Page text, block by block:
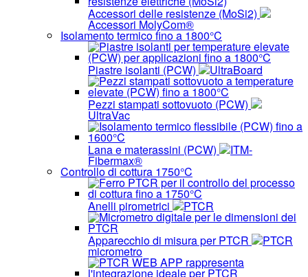
Accessori delle resistenze (MoSi2)
Accessori MolyCom®
Isolamento termico fino a 1800°C
Piastre isolanti (PCW) UltraBoard
Pezzi stampati sottovuoto (PCW)
UltraVac
Lana e materassini (PCW) ITM-
Fibermax®
Controllo di cottura 1750°C
Anelli pirometrici PTCR
Apparecchio di misura per PTCR PTCR
micrometro